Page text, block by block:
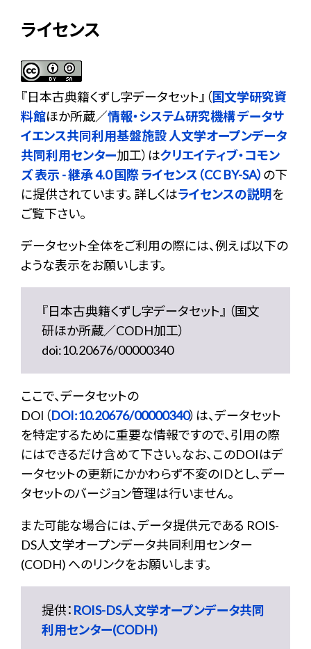
ライセンス
『日本古典籍くずし字データセット 』（国文学研究資
料館ほか所蔵／情報・システム研究機構 データサ
イエンス共同利用基盤施設 人文学オープンデータ
共同利用センター加工）はクリエイティブ・コモン
ズ 表示 - 継承 4.0 国際 ライセンス（CC BY-SA） の下
に提供されています。 詳しくはライセンスの説明を
ご覧下さい。
データセット全体をご利用の際には、例えば以下の
ような表示をお願いします。
『日本古典籍くずし字データセット』 （国文
研ほか所蔵／CODH加工）
doi:10.20676/00000340
ここで、データセットの
DOI（DOI:10.20676/00000340）は、データセット
を特定するために重要な情報ですので、引用の際
にはできるだけ含めて下さい。なお、このDOIはデ
ータセットの更新にかかわらず不変のIDとし、デー
タセットのバージョン管理は行いません。
また可能な場合には、データ提供元である ROIS-
DS人文学オープンデータ共同利用センター
(CODH) へのリンクをお願いします。
提供： ROIS-DS人文学オープンデータ共同
利用センター(CODH)